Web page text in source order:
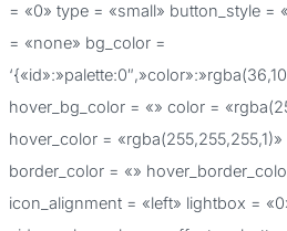
:= «0» type = «small» button_style =
= «none» bg_color =
hover_bg_color = «» color =
hover_color =
border_color = «»
icon_alignment = «left» lightbox =